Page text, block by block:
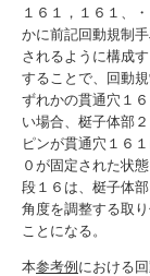
１６１，１６１、
かに前記回動規制
されるように構成
することで、回動
ずれかの貫通穴１
い場合、梃子体部
ピンが貫通穴１６
０が固定された状
段１６は、梃子体
角度を調整する取
ことになる。
本参考例 における